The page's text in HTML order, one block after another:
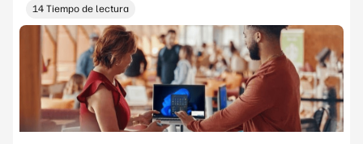
14 Tiempo de lectura